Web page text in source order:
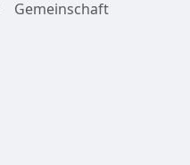
Gemeinschaft